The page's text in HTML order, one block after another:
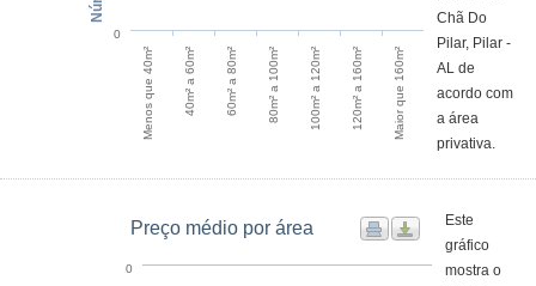
Menos que 40m² 40m² a 60m² 60m² a 80m² 80m² a 100m² 100m² a 120m² 120m² a 160m² Maior que 160m²
0
Chã Do
Pilar, Pilar -
AL de
acordo com
a área
privativa.
Preço médio por área
0
Este
gráfico
mostra o